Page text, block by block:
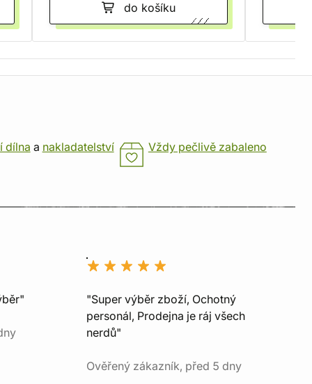
do košíku
dílna a nakladatelství Vždy pečlivě zabaleno
"Super výběr zboží, Ochotný
personál, Prodejna je ráj všech
nerdů"
Ověřený zákazník, před 5 dny